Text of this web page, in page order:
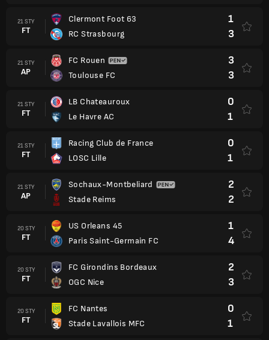
21 STY
FT
Clermont Foot 63
RC Strasbourg
1
3
21 STY
AP
FC Rouen
Toulouse FC
3
3
21 STY
FT
LB Chateauroux
Le Havre AC
0
1
21 STY
FT
Racing Club de France
LOSC Lille
0
1
21 STY
AP
Sochaux-Montbeliard
Stade Reims
2
2
20 STY
FT
US Orleans 45
Paris Saint-Germain FC
1
4
20 STY
FT
FC Girondins Bordeaux
OGC Nice
2
3
20 STY
FT
FC Nantes
Stade Lavallois MFC
0
1